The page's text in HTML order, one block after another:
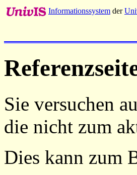
Informationssystem der
Sie versuchen
die nicht zum
Dies kann zum